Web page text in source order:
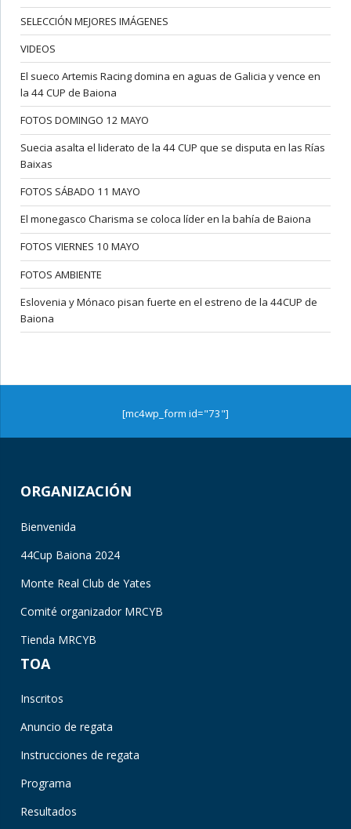
SELECCIÓN MEJORES IMÁGENES
VIDEOS
El sueco Artemis Racing domina en aguas de Galicia y vence en
la 44 CUP de Baiona
FOTOS DOMINGO 12 MAYO
Suecia asalta el liderato de la 44 CUP que se disputa en las Rías
Baixas
FOTOS SÁBADO 11 MAYO
El monegasco Charisma se coloca líder en la bahía de Baiona
FOTOS VIERNES 10 MAYO
FOTOS AMBIENTE
Eslovenia y Mónaco pisan fuerte en el estreno de la 44CUP de
Baiona
[mc4wp_form id="73"]
ORGANIZACIÓN
Bienvenida
44Cup Baiona 2024
Monte Real Club de Yates
Comité organizador MRCYB
Tienda MRCYB
TOA
Inscritos
Anuncio de regata
Instrucciones de regata
Programa
Resultados